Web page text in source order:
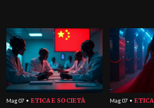
Mag 07 ETICA E SOCIETÀ Mag 07